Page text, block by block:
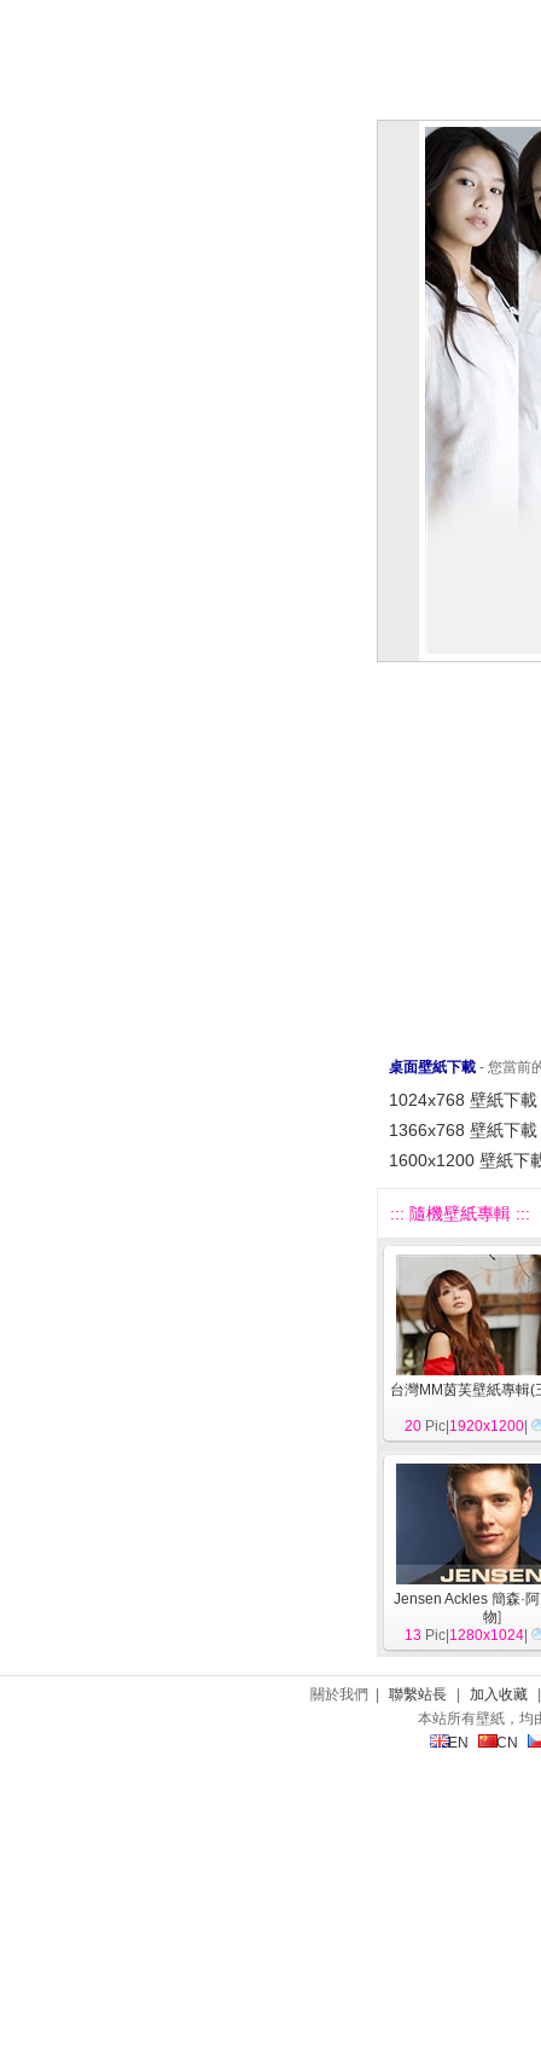
桌面壁紙下載 - 您當前
1024x768 壁紙下載
1366x768 壁紙下載
1600x1200 壁紙下
::: 隨機壁紙專輯 :::
台灣MM茵芙壁紙專輯(
20 Pic| 1920x1200
Jensen Ackles 簡森·
物]
13 Pic| 1280x1024
關於我們 | 聯繫站長 加入收藏
本站所有壁紙，均
EN
CN